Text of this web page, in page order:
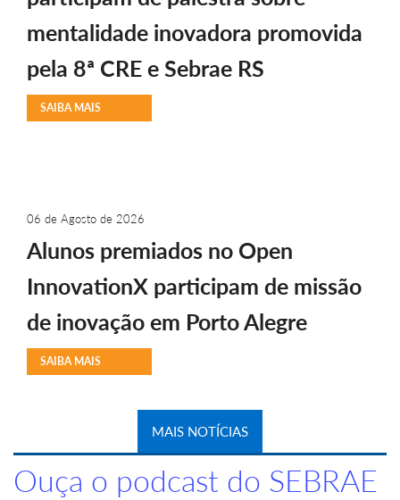
mentalidade inovadora promovida
pela 8ª CRE e Sebrae RS
SAIBA MAIS
06 de Agosto de 2026
Alunos premiados no Open
InnovationX participam de missão
de inovação em Porto Alegre
SAIBA MAIS
MAIS NOTÍCIAS
Ouça o podcast do SEBRAE